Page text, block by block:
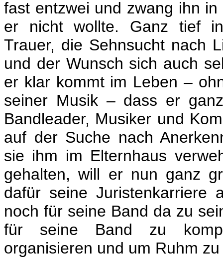
fast entzwei und zwang ihn
er nicht wollte. Ganz tief
Trauer, die Sehnsucht nach
und der Wunsch sich auch
er klar kommt im Leben –
seiner Musik – dass er
Bandleader, Musiker und
auf der Suche nach
sie ihm im Elternhaus
gehalten, will er nun ganz
dafür seine Juristenkarriere
noch für seine Band da zu
für seine Band zu
organisieren und um Ruhm